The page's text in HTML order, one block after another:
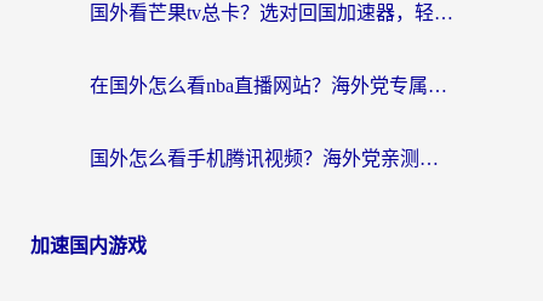
国外看芒果tv总卡？选对回国加速器，轻松追《浪姐》不费劲
在国外怎么看nba直播网站？海外党专属体育观赛指南，告别地区限制！
国外怎么看手机腾讯视频？海外党亲测有效的追剧加速器选择指南
加速国内游戏